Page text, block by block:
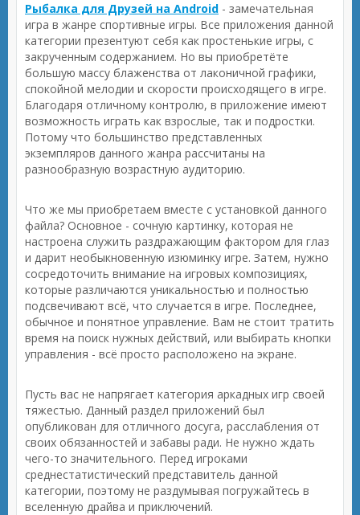
Рыбалка для Друзей на Android - замечательная
игра в жанре спортивные игры. Все приложения данной
категории презентуют себя как простенькие игры, с
закрученным содержанием. Но вы приобретёте
большую массу блаженства от лаконичной графики,
спокойной мелодии и скорости происходящего в игре.
Благодаря отличному контролю, в приложение имеют
возможность играть как взрослые, так и подростки.
Потому что большинство представленных
экземпляров данного жанра рассчитаны на
разнообразную возрастную аудиторию.
Что же мы приобретаем вместе с установкой данного
файла? Основное - сочную картинку, которая не
настроена служить раздражающим фактором для глаз
и дарит необыкновенную изюминку игре. Затем, нужно
сосредоточить внимание на игровых композициях,
которые различаются уникальностью и полностью
подсвечивают всё, что случается в игре. Последнее,
обычное и понятное управление. Вам не стоит тратить
время на поиск нужных действий, или выбирать кнопки
управления - всё просто расположено на экране.
Пусть вас не напрягает категория аркадных игр своей
тяжестью. Данный раздел приложений был
опубликован для отличного досуга, расслабления от
своих обязанностей и забавы ради. Не нужно ждать
чего-то значительного. Перед игроками
среднестатистический представитель данной
категории, поэтому не раздумывая погружайтесь в
вселенную драйва и приключений.